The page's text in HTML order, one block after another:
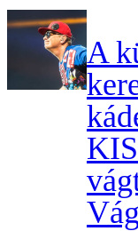
A